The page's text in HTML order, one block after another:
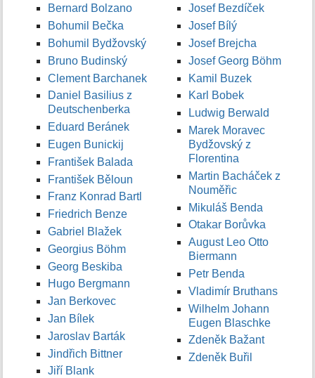
Bernard Bolzano
Bohumil Bečka
Bohumil Bydžovský
Bruno Budinský
Clement Barchanek
Daniel Basilius z
Deutschenberka
Eduard Beránek
Eugen Bunickij
František Balada
František Běloun
Franz Konrad Bartl
Friedrich Benze
Gabriel Blažek
Georgius Böhm
Georg Beskiba
Hugo Bergmann
Jan Berkovec
Jan Bílek
Jaroslav Barták
Jindřich Bittner
Jiří Blank
Josef Bezdíček
Josef Bílý
Josef Brejcha
Josef Georg Böhm
Kamil Buzek
Karl Bobek
Ludwig Berwald
Marek Moravec
Bydžovský z
Florentina
Martin Bacháček z
Nouměřic
Mikuláš Benda
Otakar Borůvka
August Leo Otto
Biermann
Petr Benda
Vladimír Bruthans
Wilhelm Johann
Eugen Blaschke
Zdeněk Bažant
Zdeněk Buřil